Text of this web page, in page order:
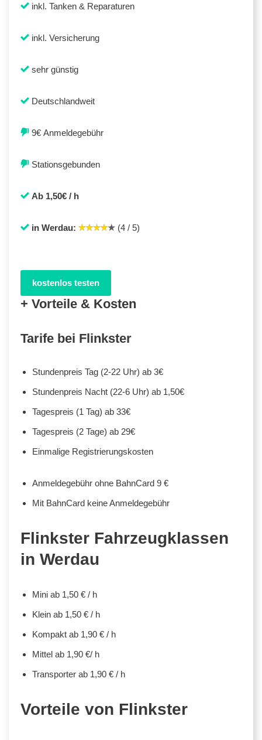
inkl. Tanken & Reparaturen
inkl. Versicherung
sehr günstig
Deutschlandweit
9€ Anmeldegebühr
Stationsgebunden
Ab 1,50€ / h
in Werdau: (4 / 5)
kostenlos testen
+ Vorteile & Kosten
Tarife bei Flinkster
Stundenpreis Tag (2-22 Uhr) ab 3€
Stundenpreis Nacht (22-6 Uhr) ab 1,50€
Tagespreis (1 Tag) ab 33€
Tagespreis (2 Tage) ab 29€
Einmalige Registrierungskosten
Anmeldegebühr ohne BahnCard 9 €
Mit BahnCard keine Anmeldegebühr
Flinkster Fahrzeugklassen
in Werdau
Mini ab 1,50 € / h
Klein ab 1,50 € / h
Kompakt ab 1,90 € / h
Mittel ab 1,90 €/ h
Transporter ab 1,90 € / h
Vorteile von Flinkster